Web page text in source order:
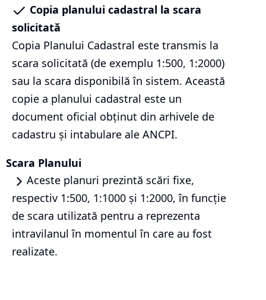
Copia planului cadastral la scara
solicitată
Copia Planului Cadastral este transmis la
scara solicitată (de exemplu 1:500, 1:2000)
sau la scara disponibilă în sistem. Această
copie a planului cadastral este un
document oficial obținut din arhivele de
cadastru și intabulare ale ANCPI.
Scara Planului
Aceste planuri prezintă scări fixe,
respectiv 1:500, 1:1000 și 1:2000, în funcție
de scara utilizată pentru a reprezenta
intravilanul în momentul în care au fost
realizate.